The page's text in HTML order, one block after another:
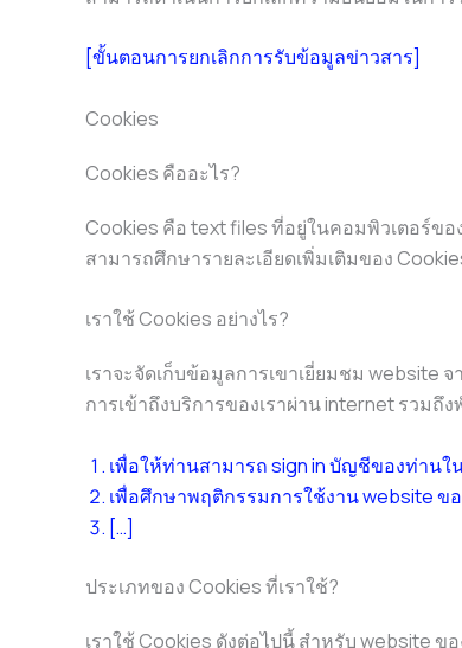
[ขั้นตอนการยกเลิกการรับข้อมูลข่าวสาร]
Cookies
Cookies คืออะไร?
Cookies คือ text files ที่อยู่ในคอมพิวเตอร์ข
สามารถศึกษารายละเอียดเพิ่มเติมของ
เราใช้ Cookies อย่างไร?
เราจะจัดเก็บข้อมูลการเขาเยี่ยมชม website
การเข้าถึงบริการของเราผ่าน internet รวม
เพื่อให้ท่านสามารถ sign in บัญชีของท่านใ
เพื่อศึกษาพฤติกรรมการใช้งาน website ข
[…]
ประเภทของ Cookies ที่เราใช้?
เราใช้ Cookies ดังต่อไปนี้ สำหรับ website ขอ